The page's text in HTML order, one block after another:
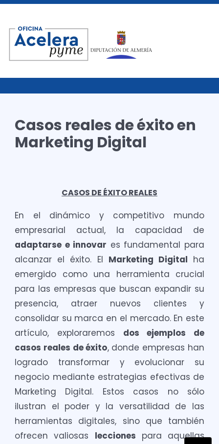
Casos reales de éxito en
Marketing Digital
CASOS DE ÉXITO REALES
En el dinámico y competitivo mundo
empresarial actual, la capacidad de
adaptarse e innovar es fundamental para
alcanzar el éxito. El Marketing Digital ha
emergido como una herramienta crucial
para las empresas que buscan expandir su
presencia, atraer nuevos clientes y
consolidar su marca en el mercado. En este
artículo, exploraremos dos ejemplos de
casos reales de éxito, donde empresas han
logrado transformar y evolucionar su
negocio mediante estrategias efectivas de
Marketing Digital. Estos casos no sólo
ilustran el poder y la versatilidad de las
herramientas digitales, sino que también
ofrecen valiosas lecciones para aquellas